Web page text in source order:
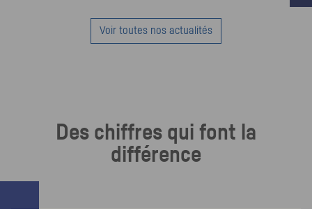
Voir toutes nos actualités
Des chiffres qui font la
différence